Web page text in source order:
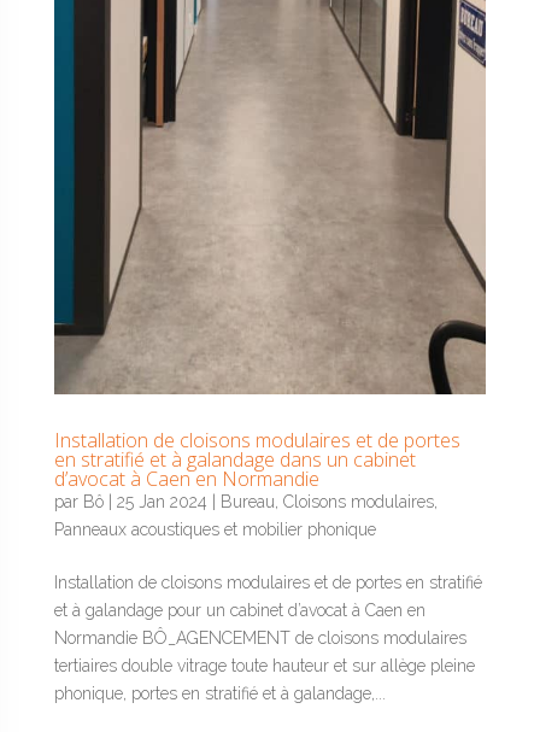
Installation de cloisons modulaires et de portes
en stratifié et à galandage dans un cabinet
d’avocat à Caen en Normandie
par Bô| 25 Jan 2024 Bureau Cloisons modulaires,
Panneaux acoustiques et mobilier phonique
Installation de cloisons modulaires et de portes en stratifié
et à galandage pour un cabinet d’avocat à Caen en
Normandie BÔ_AGENCEMENT de cloisons modulaires
tertiaires double vitrage toute hauteur et sur allège pleine
phonique, portes en stratifié et à galandage,...